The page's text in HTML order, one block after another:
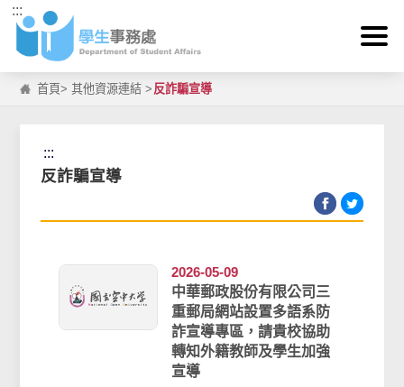
跳到主要內容區塊
:::
首頁>其他資源連結 > 反詐騙宣導
:::
反詐騙宣導
2026-05-09
中華郵政股份有限公司三
重郵局網站設置多語系防
詐宣導專區，請貴校協助
轉知外籍教師及學生加強
宣導